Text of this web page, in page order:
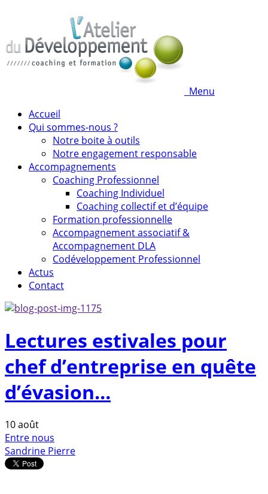
Menu
Accueil
Qui sommes-nous ?
Notre boite à outils
Notre engagement responsable
Accompagnements
Coaching Professionnel
Coaching Individuel
Coaching collectif et d’équipe
Formation professionnelle
Accompagnement associatif &
Accompagnement DLA
Codéveloppement Professionnel
Actus
Contact
Lectures estivales pour
chef d’entreprise en quête
d’évasion…
10août
Entre nous
Sandrine Pierre